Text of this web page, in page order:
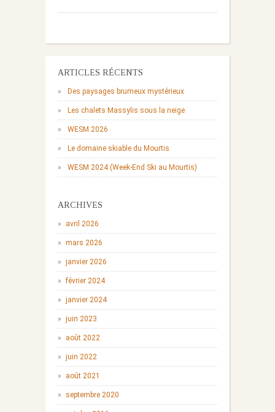
ARTICLES RÉCENTS
Des paysages brumeux mystérieux
Les chalets Massylis sous la neige
WESM 2026
Le domaine skiable du Mourtis
WESM 2024 (Week-End Ski au Mourtis)
ARCHIVES
avril 2026
mars 2026
janvier 2026
février 2024
janvier 2024
juin 2023
août 2022
juin 2022
août 2021
septembre 2020